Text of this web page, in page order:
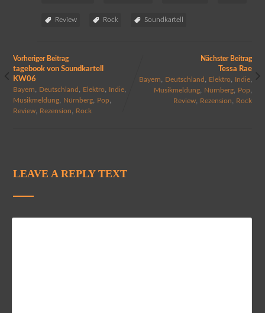
Review Rock Soundkartell
Vorheriger Beitrag
tagebook von Soundkartell
KW06
Bayern Deutschland Elektro, Indie,
Musikmeldung, Nürnberg, Pop
Review, Rezension Rock
Nächster Beitrag
Tessa Rae
Bayern Deutschland Elektro Indie
Musikmeldung Nürnberg Pop
Review Rezension Rock
LEAVE A REPLY TEXT